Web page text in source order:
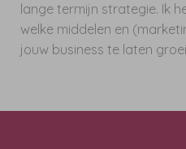
lange termijn strategie. Ik
welke middelen en
jouw business te laten